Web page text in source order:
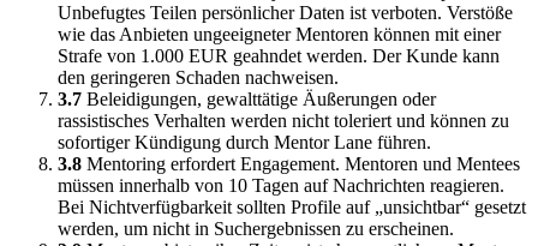
Unbefugtes Teilen persönlicher Daten ist verboten. Verstöße
wie das Anbieten ungeeigneter Mentoren können mit einer
Strafe von 1.000 EUR geahndet werden. Der Kunde kann
den geringeren Schaden nachweisen.
3.7 Beleidigungen, gewalttätige Äußerungen oder
rassistisches Verhalten werden nicht toleriert und können zu
sofortiger Kündigung durch Mentor Lane führen.
3.8 Mentoring erfordert Engagement. Mentoren und Mentees
müssen innerhalb von 10 Tagen auf Nachrichten reagieren.
Bei Nichtverfügbarkeit sollten Profile auf „unsichtbar“ gesetzt
werden, um nicht in Suchergebnissen zu erscheinen.